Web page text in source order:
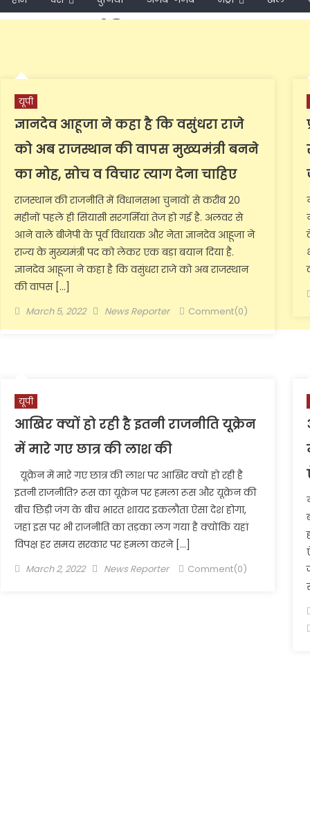
यूपी
ज्ञानदेव आहूजा ने कहा है कि वसुंधरा राजे
को अब राजस्थान की वापस मुख्यमंत्री बनने
का मोह, सोच व विचार त्याग देना चाहिए
राजस्थान की राजनीति में विधानसभा चुनावों से करीब 20
महीनों पहले ही सियासी सरगर्मियां तेज हो गई है. अलवर से
आने वाले बीजेपी के पूर्व विधायक और नेता ज्ञानदेव आहूजा ने
राज्य के मुख्यमंत्री पद को लेकर एक बड़ा बयान दिया है.
ज्ञानदेव आहूजा ने कहा है कि वसुंधरा राजे को अब राजस्थान
की वापस […]
Posted
March 5, 2022 Author
News Reporter Comment(0)
यूपी
आखिर क्यों हो रही है इतनी राजनीति यूक्रेन
में मारे गए छात्र की लाश की
यूक्रेन में मारे गए छात्र की लाश पर आखिर क्यों हो रही है
इतनी राजनीति? रूस का यूक्रेन पर हमला रूस और यूक्रेन की
बीच छिड़ी जंग के बीच भारत शायद इकलौता ऐसा देश होगा,
जहां इस पर भी राजनीति का तड़का लग गया है क्योंकि यहां
विपक्ष हर समय सरकार पर हमला करने […]
Posted
March 2, 2022 Author
News Reporter Comment(0)